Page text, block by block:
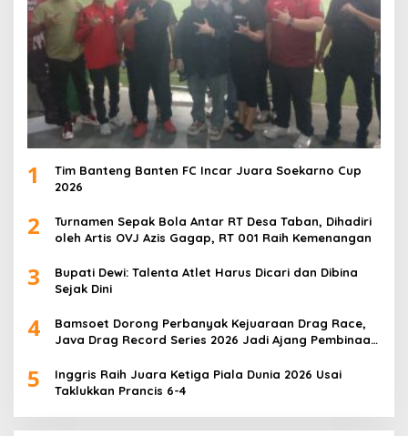
1
Tim Banteng Banten FC Incar Juara Soekarno Cup
2026
2
Turnamen Sepak Bola Antar RT Desa Taban, Dihadiri
oleh Artis OVJ Azis Gagap, RT 001 Raih Kemenangan
3
Bupati Dewi: Talenta Atlet Harus Dicari dan Dibina
Sejak Dini
4
Bamsoet Dorong Perbanyak Kejuaraan Drag Race,
Java Drag Record Series 2026 Jadi Ajang Pembinaan
5
Inggris Raih Juara Ketiga Piala Dunia 2026 Usai
Taklukkan Prancis 6-4